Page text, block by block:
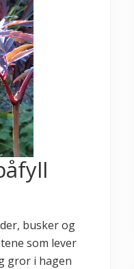
busker og
som lever
gror i hagen